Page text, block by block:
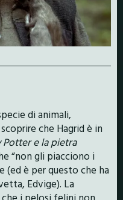
di animali,
che Hagrid è in
Potter e la pietra
“non gli piacciono i
(ed è per questo che ha
Edvige). La